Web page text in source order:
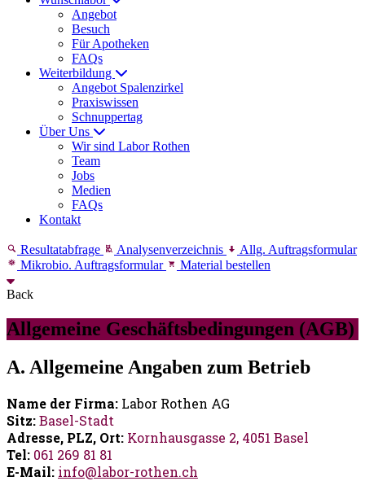
Angebot
Besuch
Für Apotheken
FAQs
Weiterbildung
Angebot Spalenzirkel
Praxiswissen
Schnuppertag
Über Uns
Wir sind Labor Rothen
Team
Jobs
Medien
FAQs
Kontakt
Resultatabfrage Analysenverzeichnis
Allg. Auftragsformular
Mikrobio. Auftragsformular
Material bestellen
Back
Allgemeine Geschäftsbedingungen (AGB)
A. Allgemeine Angaben zum Betrieb
Name der Firma: Labor Rothen AG
Sitz:Basel-Stadt
Adresse, PLZ, Ort: Kornhausgasse 2, 4051 Basel
Tel: 061 269 81 81
E-Mail: info@labor-rothen.ch